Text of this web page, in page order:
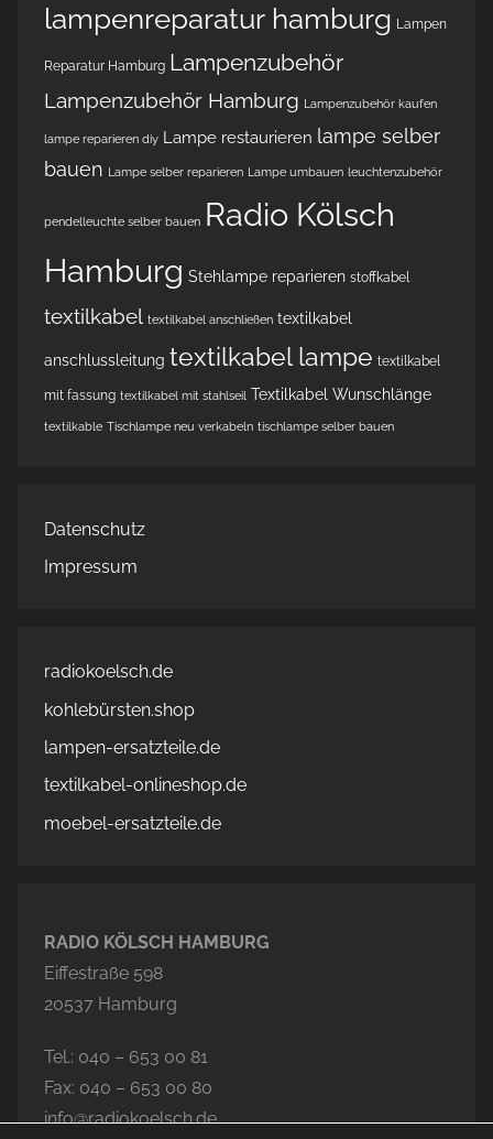
lampenreparatur hamburg Lampen
Reparatur Hamburg Lampenzubehör
Lampenzubehör Hamburg Lampenzubehör kaufen
lampe reparieren diy Lampe restaurieren lampe selber
bauen Lampe selber reparieren Lampe umbauen leuchtenzubehör
pendelleuchte selber bauen Radio Kölsch
Hamburg Stehlampe reparieren stoffkabel
textilkabel textilkabel anschließen textilkabel
anschlussleitung textilkabel lampe textilkabel
mit fassung textilkabel mit stahlseil Textilkabel Wunschlänge
textilkable Tischlampe neu verkabeln tischlampe selber bauen
Datenschutz
Impressum
radiokoelsch.de
kohlebürsten.shop
lampen-ersatzteile.de
textilkabel-onlineshop.de
moebel-ersatzteile.de
RADIO KÖLSCH HAMBURG
Eiffestraße 598
20537 Hamburg
Tel.: 040 – 653 00 81
Fax: 040 – 653 00 80
info@radiokoelsch.de